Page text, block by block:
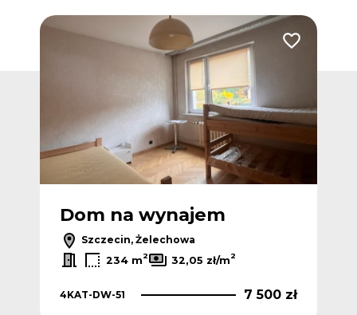
Dodaj do
Dom na wynajem
Szczecin, Żelechowa
234 m2 32,05 zł/m2
4KAT-DW-51 7 500 zł